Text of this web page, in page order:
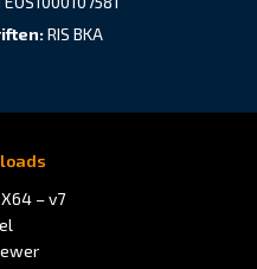
RIS BKA
– v7